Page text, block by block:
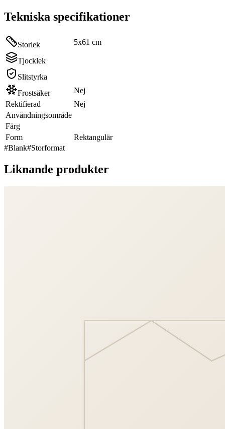
Tekniska specifikationer
Storlek 5x61 cm
Tjocklek
Slitstyrka
Frostsäker
Nej
Rektifierad
Nej
Användningsområde
Färg
Form
Rektangulär
#Blank#Storformat
Liknande produkter